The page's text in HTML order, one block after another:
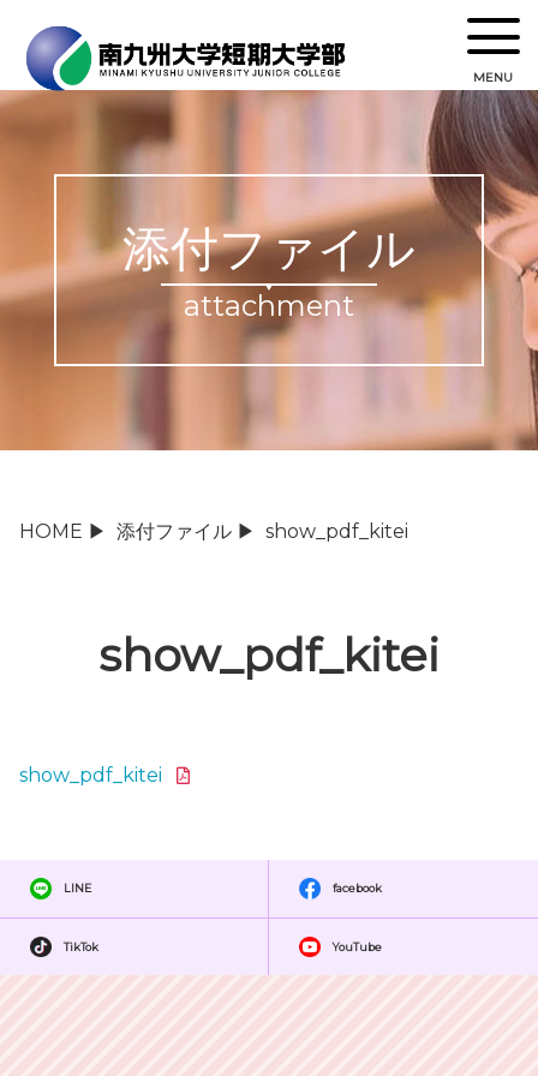
MENU
添付ファイル
attachment
HOME ▶ 添付ファイル ▶ show_pdf_kitei
show_pdf_kitei
show_pdf_kitei
LINE facebook
TikTok YouTube